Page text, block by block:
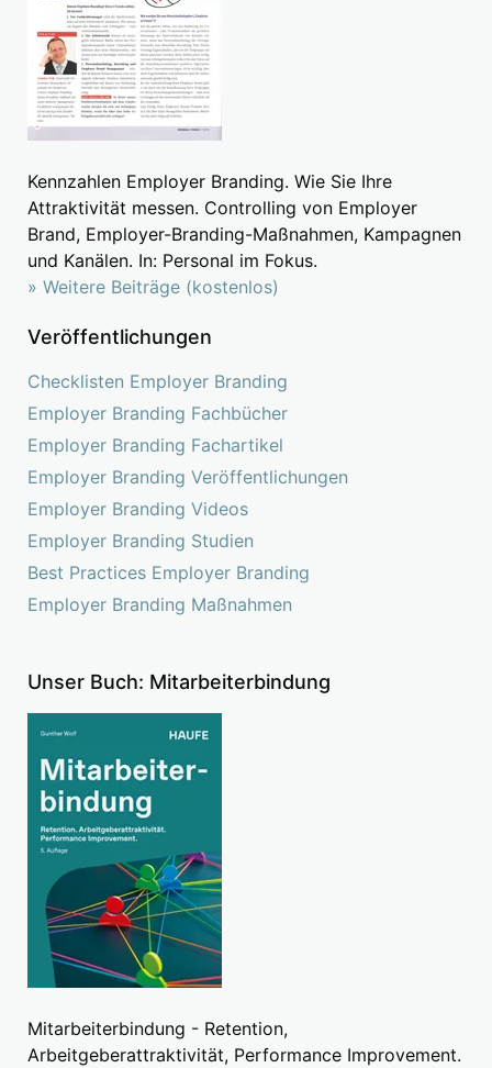
Kennzahlen Employer Branding. Wie Sie Ihre
Attraktivität messen. Controlling von Employer
Brand, Employer-Branding-Maßnahmen, Kampagnen
und Kanälen. In: Personal im Fokus.
» Weitere Beiträge (kostenlos)
Veröffentlichungen
Checklisten Employer Branding
Employer Branding Fachbücher
Employer Branding Fachartikel
Employer Branding Veröffentlichungen
Employer Branding Videos
Employer Branding Studien
Best Practices Employer Branding
Employer Branding Maßnahmen
Unser Buch: Mitarbeiterbindung
Mitarbeiterbindung - Retention,
Arbeitgeberattraktivität, Performance Improvement.